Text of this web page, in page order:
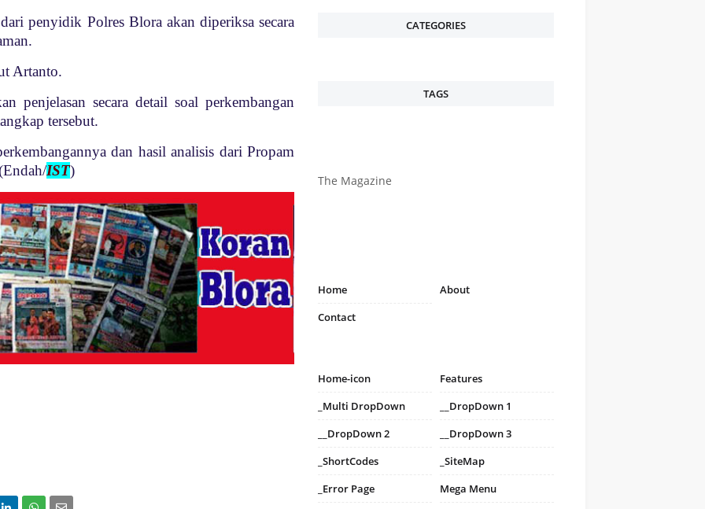
penyidik Polres Blora akan diperiksa secara
Artanto.
penjelasan secara detail soal perkembangan
tersebut.
dan hasil analisis dari Propam
IST)
CATEGORIES
TAGS
The Magazine
Home
About
Contact
Home-icon
Features
_Multi DropDown
__DropDown 1
__DropDown 2
__DropDown 3
_ShortCodes
_SiteMap
_Error Page
Mega Menu